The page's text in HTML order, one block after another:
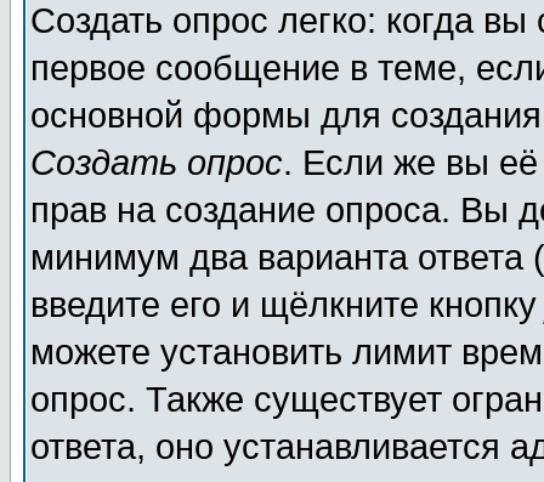
Создать опрос легко: когда
первое сообщение в теме,
основной формы для
Создать опрос. Если же вы её
прав на создание опроса. Вы
минимум два варианта ответа
введите его и щёлкните
можете установить лимит
опрос. Также существует
ответа, оно устанавливается